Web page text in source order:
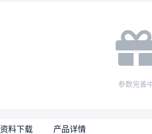
参数完善
资料下载 产品详情